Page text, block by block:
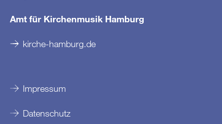
Amt für Kirchenmusik Hamburg
kirche-hamburg.de
Impressum
Datenschutz